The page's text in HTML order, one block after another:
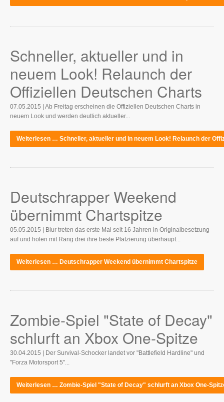
Schneller, aktueller und in
neuem Look! Relaunch der
Offiziellen Deutschen Charts
07.05.2015 | Ab Freitag erscheinen die Offiziellen Deutschen Charts in
neuem Look und werden deutlich aktueller...
Weiterlesen … Schneller, aktueller und in neuem Look! Relaunch der
Deutschrapper Weekend
übernimmt Chartspitze
05.05.2015 | Blur treten das erste Mal seit 16 Jahren in Originalbesetzung
auf und holen mit Rang drei ihre beste Platzierung überhaupt...
Weiterlesen … Deutschrapper Weekend übernimmt Chartspitze
Zombie-Spiel "State of Decay"
schlurft an Xbox One-Spitze
30.04.2015 | Der Survival-Schocker landet vor "Battlefield Hardline" und
"Forza Motorsport 5"...
Weiterlesen … Zombie-Spiel "State of Decay" schlurft an Xbox One-